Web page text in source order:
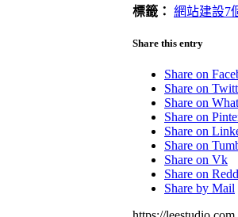
標籤： 網站建設7
Share this entry
Share on
Share on
Share on
Share on
Share on
Share on
Share on Vk
Share on
Share by Mail